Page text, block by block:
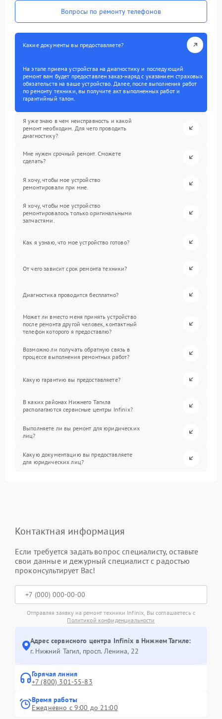
Вопросы по ремонту телефонов
Какие документы вы предоставляете?
На этапе приема устройства на диагностику и последующий
ремонт вам будет предоставлен заказ-наряд с указанием страховых
обязательств на ваше устройство. Далее, после выполнения работ
по ремонту техники, вы получите акт выполненных работ и
гарантийный талон.
Я уже знаю в чем неисправность и какой
ремонт необходим. Для чего проводить
диагностику?
Мне нужен срочный ремонт. Сможете
сделать?
Я хочу, чтобы мое устройство
ремонтировали при мне.
Я хочу, чтобы мое устройство
ремонтировалось только оригинальными
запчастями.
Как я узнаю, что мое устройство готово?
От чего зависит срок ремонта техники?
Диагностика проводится бесплатно?
Может ли вместо меня принять устройство
после ремонта другой человек, контактный
телефон которого я предоставлю?
Возможно ли получать обратную связь в
процессе выполнения ремонтных работ?
Какую гарантию вы предоставляете?
В каких районах Нижнего Тагила
располагаются сервисные центры Infinix?
Выполняете ли вы ремонт для юридических
лиц?
Какую документацию вы предоставляете
для юридических лиц?
Контактная информация
Если требуется задать вопрос специалисту, оставьте
свои данные и дежурный специалист с радостью
проконсультирует Вас!
Отправляя заявку на ремонт техники Infinix, Вы соглашаетесь с
Политикой конфиденциальности
Адрес сервисного центра Infinix в Нижнем Тагиле:
г. Нижний Тагил, просп. Ленина, 22
Горячая линия
+7 (800) 301-55-83
Время работы
Ежедневно с 9:00 до 21:00